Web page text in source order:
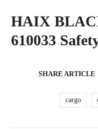
HAIX
610033
SHARE ARTICLE
cargo